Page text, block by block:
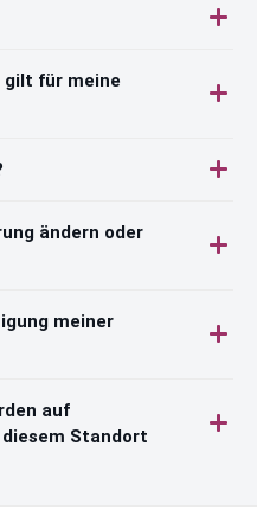
gilt für meine
ändern oder
meiner
auf
Standort